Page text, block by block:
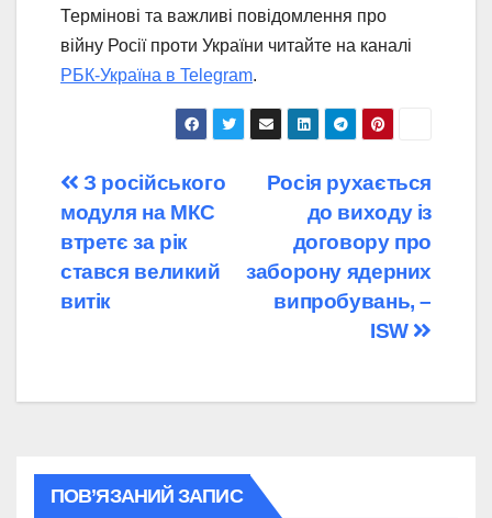
Термінові та важливі повідомлення про
війну Росії проти України читайте на каналі
РБК-Україна в Telegram.
Навігація
записів
Росія рухається
до виходу із
договору про
заборону ядерних
випробувань, –
ISW
З російського
модуля на МКС
втретє за рік
стався великий
витік
ПОВ’ЯЗАНИЙ ЗАПИС